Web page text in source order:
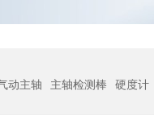
动主轴 主轴检测棒 硬度计